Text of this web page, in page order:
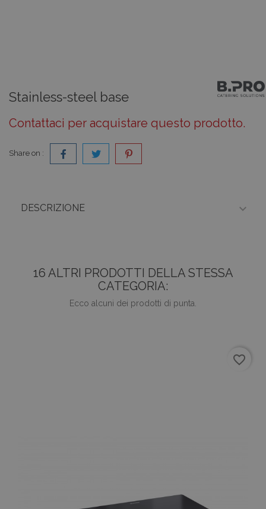
Stainless-steel base
Contattaci per acquistare questo prodotto.
Share on :
DESCRIZIONE 
16 ALTRI PRODOTTI DELLA STESSA
CATEGORIA:
Ecco alcuni dei prodotti di punta.
favorite_border